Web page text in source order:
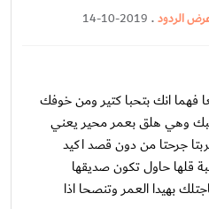
الردود.
14-10-2019
انك بتحبا كتير ومن خوفك
وهي هلق بعمر محير يعني
جرحتا من دون قصد اكيد
قلها حاول تكون صديقها
بهيدا العمر وتنصحا اذا